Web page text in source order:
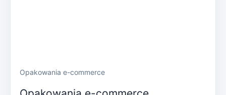
Opakowania e-commerce